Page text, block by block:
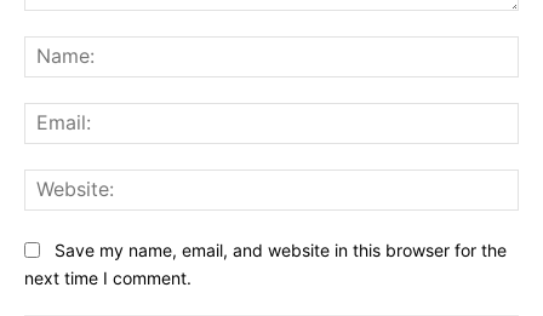
Save my name, email, and website in this browser for the
next time I comment.